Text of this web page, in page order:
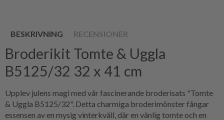
BESKRIVNING RECENSIONER
Broderikit Tomte & Uggla
B5125/32 32 x 41 cm
Upplev julens magi med vår fascinerande broderisats "Tomte
& Uggla B5125/32". Detta charmiga broderimönster fångar
essensen av en mysig vinterkväll, där en vänlig tomte och en